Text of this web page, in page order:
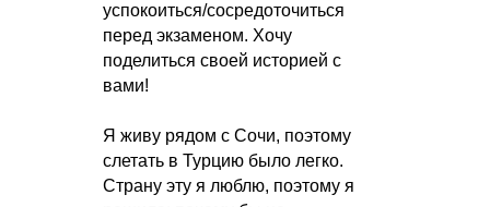
успокоиться/сосредоточиться
перед экзаменом. Хочу
поделиться своей историей с
вами!
Я живу рядом с Сочи, поэтому
слетать в Турцию было легко.
Страну эту я люблю, поэтому я